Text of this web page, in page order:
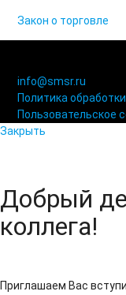
Закон о торговле
info@smsr.ru
Политика
Пользовательское
Закрыть
Добрый
коллега!
Приглашаем Вас